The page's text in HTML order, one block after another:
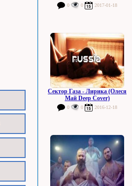
0 0 2017-01-18
Сектор Газа - Лирика (Олеся
Май Deep Cover)
0 0 2016-12-18